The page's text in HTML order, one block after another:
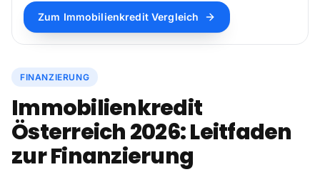
Zum Immobilienkredit Vergleich
FINANZIERUNG
Immobilienkredit
Österreich 2026: Leitfaden
zur Finanzierung